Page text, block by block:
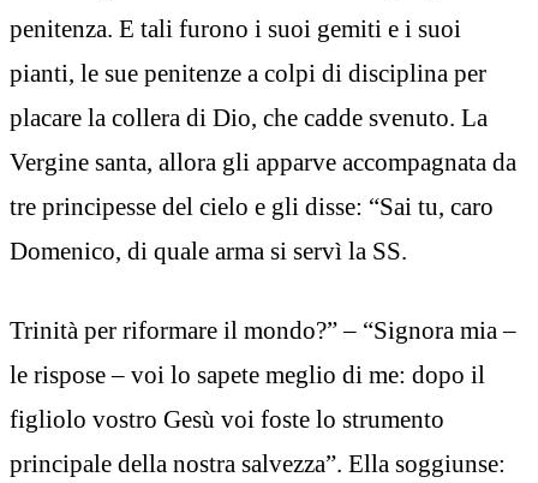
penitenza. E tali furono i suoi gemiti e i suoi
pianti, le sue penitenze a colpi di disciplina per
placare la collera di Dio, che cadde svenuto. La
Vergine santa, allora gli apparve accompagnata da
tre principesse del cielo e gli disse: “Sai tu, caro
Domenico, di quale arma si servì la SS.
Trinità per riformare il mondo?” – “Signora mia –
le rispose – voi lo sapete meglio di me: dopo il
figliolo vostro Gesù voi foste lo strumento
principale della nostra salvezza”. Ella soggiunse: